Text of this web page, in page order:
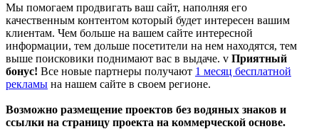
Мы помогаем продвигать ваш сайт, наполняя его
качественным контентом который будет интересен вашим
клиентам. Чем больше на вашем сайте интересной
информации, тем дольше посетители на нем находятся, тем
выше поисковики поднимают вас в выдаче. v Приятный
бонус! Все новые партнеры получают 1 месяц бесплатной
рекламы на нашем сайте в своем регионе.
Возможно размещение проектов без водяных знаков и
ссылки на страницу проекта на коммерческой основе.